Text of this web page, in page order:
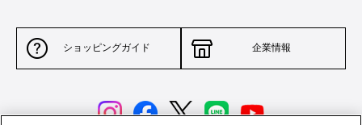
ショッピングガイド 企業情報